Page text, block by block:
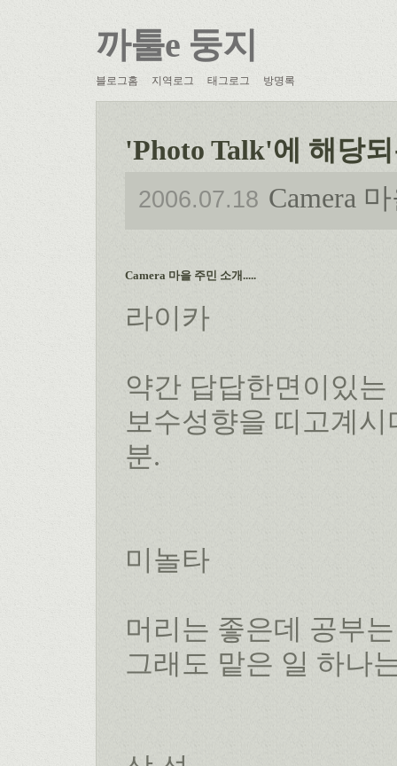
까툴e 둥지
블로그홈 지역로그 태그로그 방명록
'Photo Talk'에 해당
2006.07.18 Camera
Camera 마을 주민 소개.....
라이카
약간 답답한면이있
보수성향을 띠고계
분.
미놀타
머리는 좋은데 공부
그래도 맡은 일 하나